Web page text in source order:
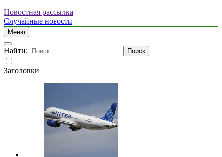
Новостная рассылка
Случайные новости
Меню
Найти:
Заголовки